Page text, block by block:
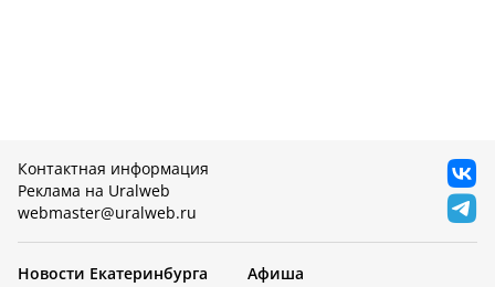
Контактная информация
Реклама на Uralweb
webmaster@uralweb.ru
Новости Екатеринбурга
Афиша